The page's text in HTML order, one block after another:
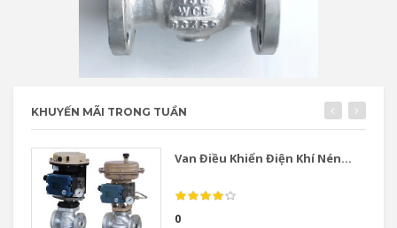
KHUYẾN MÃI TRONG TUẦN
Van Điều Khiển Điện Khí Nén...
0